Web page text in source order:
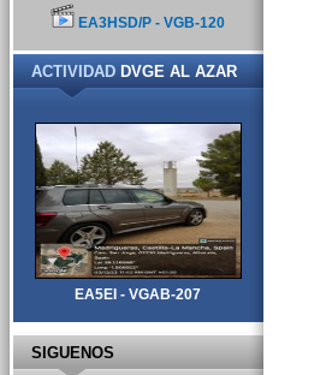
EA3HSD/P - VGB-120
ACTIVIDADDVGE AL AZAR
EA5EI - VGAB-207
SIGUENOS